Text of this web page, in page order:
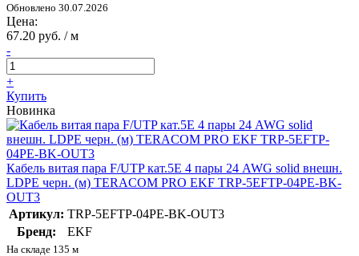
Обновлено 30.07.2026
Цена:
67.20 руб. / м
-
+
Купить
Новинка
Кабель витая пара F/UTP кат.5E 4 пары 24 AWG solid внешн.
LDPE черн. (м) TERACOM PRO EKF TRP-5EFTP-04PE-BK-
OUT3
Артикул: TRP-5EFTP-04PE-BK-OUT3
Бренд:
EKF
На складе 135 м